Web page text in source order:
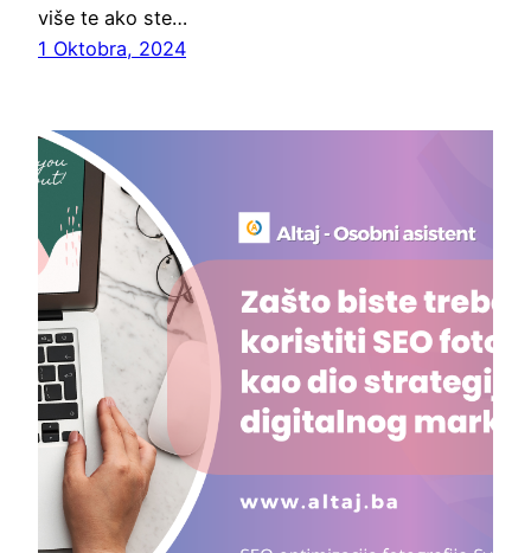
više te ako ste…
1 Oktobra, 2024